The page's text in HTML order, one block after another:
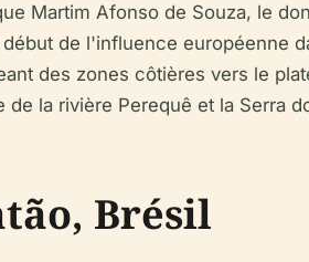
Martim Afonso de Souza, le
de l'influence européenne
des zones côtières vers le
la rivière Perequê et la Serra
Brésil